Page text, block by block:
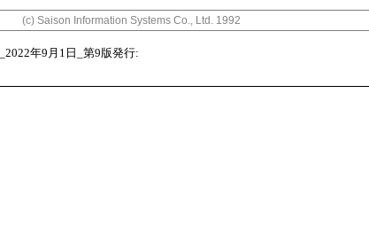
(c) Saison Information Systems Co., Ltd. 1992
年9月1日_第9版発行: